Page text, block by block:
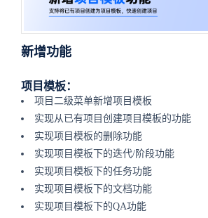
新增功能
项目模板：
项目二级菜单新增项目模板
实现从已有项目创建项目模板的功能
实现项目模板的删除功能
实现项目模板下的迭代/阶段功能
实现项目模板下的任务功能
实现项目模板下的文档功能
实现项目模板下的QA功能